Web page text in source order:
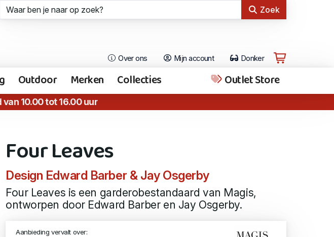
Zoek
Over ons Mijn account Donker
Outdoor Merken Collecties Outlet Store
10.00 tot 16.00 uur
Four Leaves
Design Edward Barber & Jay Osgerby
Four Leaves is een garderobestandaard van Magis,
ontworpen door Edward Barber en Jay Osgerby.
Aanbieding vervalt over: